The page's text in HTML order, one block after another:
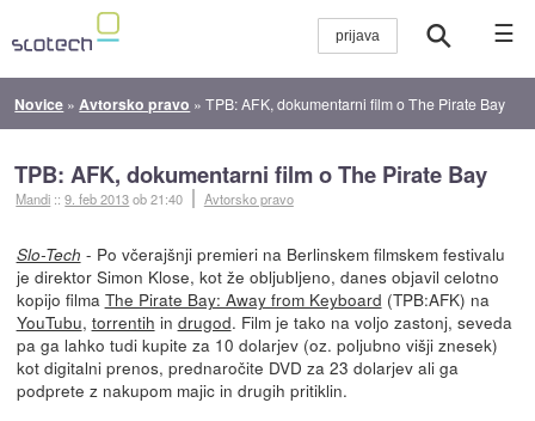
☰
Novice » Avtorsko pravo »TPB: AFK, dokumentarni film o The Pirate Bay
TPB: AFK, dokumentarni film o The Pirate Bay
Mandi ::9. feb 2013ob 21:40 Avtorsko pravo
Slo-Tech - Po včerajšnji premieri na Berlinskem filmskem festivalu
je direktor Simon Klose, kot že obljubljeno, danes objavil celotno
kopijo filma The Pirate Bay: Away from Keyboard (TPB:AFK) na
YouTubu, torrentih in drugod. Film je tako na voljo zastonj, seveda
pa ga lahko tudi kupite za 10 dolarjev (oz. poljubno višji znesek)
kot digitalni prenos, prednaročite DVD za 23 dolarjev ali ga
podprete z nakupom majic in drugih pritiklin.